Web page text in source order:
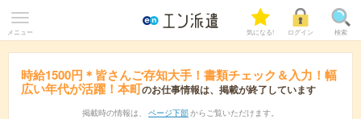
メニュー 気になる! ログイン 検索
時給1500円＊皆さんご存知大手！書類チェック＆入力！幅
広い年代が活躍！本町のお仕事情報は、掲載が終了しています
掲載時の情報は、 ページ下部 からご覧いただけます。